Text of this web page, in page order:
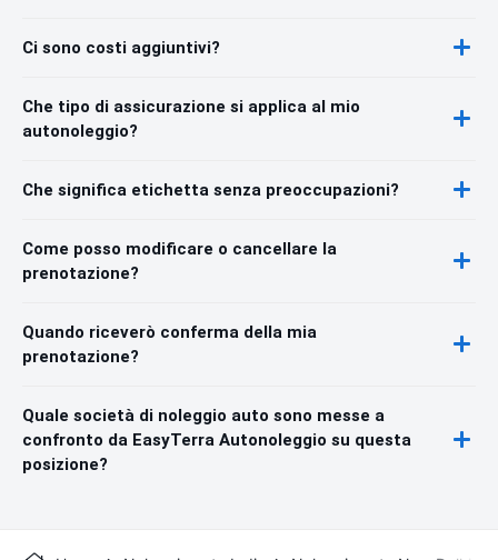
Ci sono costi aggiuntivi?
Che tipo di assicurazione si applica al mio
autonoleggio?
Che significa etichetta senza preoccupazioni?
Come posso modificare o cancellare la
prenotazione?
Quando riceverò conferma della mia
prenotazione?
Quale società di noleggio auto sono messe a
confronto da EasyTerra Autonoleggio su questa
posizione?